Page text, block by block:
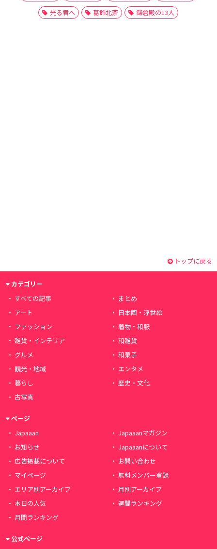
光る君へ
葛飾北斎 鎌倉殿の13人
トップに戻る
カテゴリー
すべての記事
まとめ
アート
日本画・浮世絵
ファッション
着物・和服
雑貨・インテリア
和雑貨
グルメ
和菓子
観光・地域
エンタメ
暮らし
歴史・文化
古写真
ページ
Japaaan
Japaaanマガジン
お知らせ
Japaaanについて
広告掲載について
お問い合わせ
マイページ
無料メンバー登録
エリア別アーカイブ
月別アーカイブ
本日の人気
週間ランキング
月間ランキング
公式ページ